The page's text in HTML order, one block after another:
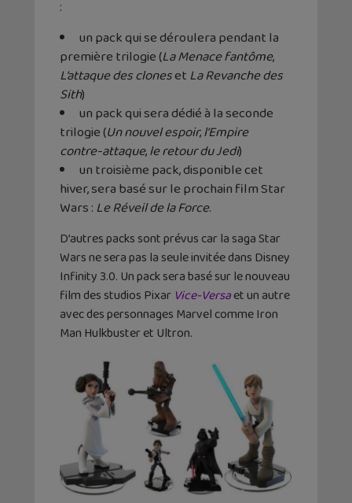
:
un pack qui se déroulera pendant la
première trilogie (La Menace fantôme,
L’attaque des cloneset La Revanche des
Sith)
un pack qui sera dédié à la seconde
trilogie (Un nouvel espoir,l’Empire
contre-attaque,le retour du Jedi)
un troisième pack, disponible cet
hiver, sera basé sur le prochain film Star
Wars : Le Réveil de la Force.
D’autres packs sont prévus car la saga Star
Wars ne sera pas la seule invitée dans Disney
Infinity 3.0. Un pack sera basé sur le nouveau
film des studios Pixar Vice-Versaet un autre
avec des personnages Marvel comme Iron
Man Hulkbuster et Ultron.